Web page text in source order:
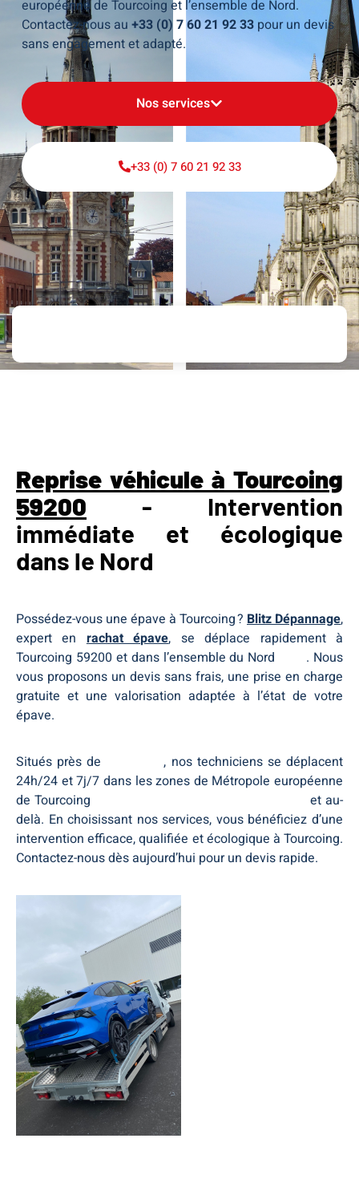
européenne de Tourcoing et l’ensemble de Nord.
Contactez-nous au +33 (0) 7 60 21 92 33 pour un devis
sans engagement et adapté.
Nos services
+33 (0) 7 60 21 92 33
Reprise véhicule à Tourcoing
59200 - Intervention
immédiate et écologique
dans le Nord
Possédez-vous une épave à Tourcoing ? Blitz Dépannage,
expert en rachat épave, se déplace rapidement à
Tourcoing 59200 et dans l’ensemble du Nord
. Nous
vous proposons un devis sans frais, une prise en charge
gratuite et une valorisation adaptée à l’état de votre
épave.
Situés près de Tourcoing, nos techniciens se déplacent
24h/24 et 7j/7 dans les zones de Métropole européenne
de Tourcoing
et au-
delà. En choisissant nos services, vous bénéficiez d’une
intervention efficace, qualifiée et écologique à Tourcoing.
Contactez-nous dès aujourd’hui pour un devis rapide.